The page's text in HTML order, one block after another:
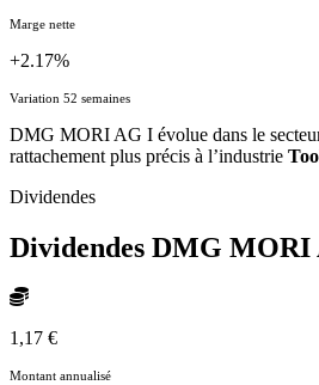
Marge nette
+2.17%
Variation 52 semaines
DMG MORI AG I évolue dans le
rattachement plus précis à l’industrie
Dividendes
Dividendes DMG MORI
1,17 €
Montant annualisé